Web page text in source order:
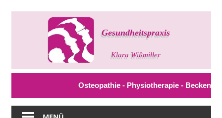
Gesundheitspraxis
Klara
Osteopathie - Physiotherapie -